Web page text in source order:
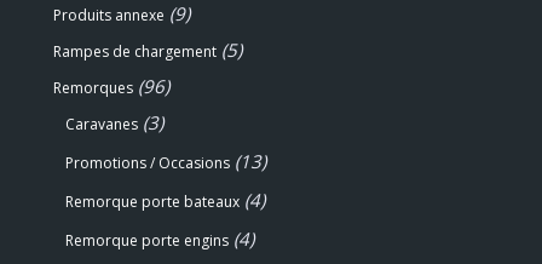
Produits annexe (9)
Rampes de chargement (5)
Remorques (96)
Caravanes (3)
Promotions / Occasions (13)
Remorque porte bateaux (4)
Remorque porte engins (4)